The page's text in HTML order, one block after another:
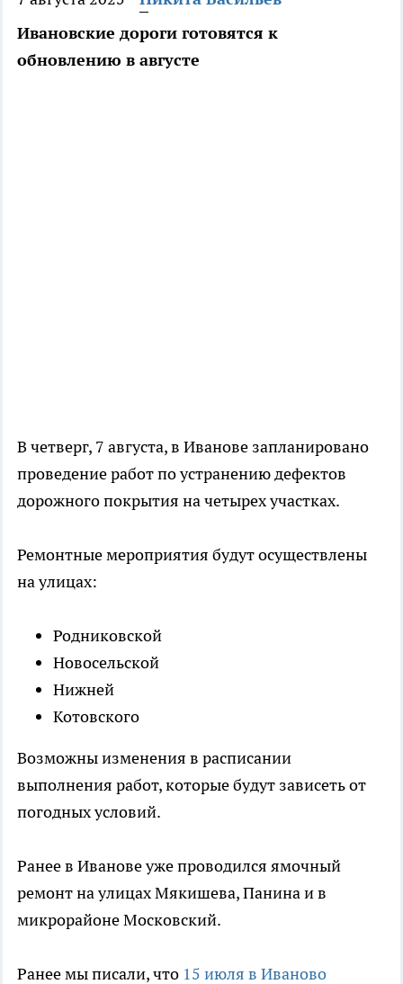
Ивановские дороги готовятся к
обновлению в августе
В четверг, 7 августа, в Иванове запланировано
проведение работ по устранению дефектов
дорожного покрытия на четырех участках.
Ремонтные мероприятия будут осуществлены
на улицах:
Родниковской
Новосельской
Нижней
Котовского
Возможны изменения в расписании
выполнения работ, которые будут зависеть от
погодных условий.
Ранее в Иванове уже проводился ямочный
ремонт на улицах Мякишева, Панина и в
микрорайоне Московский.
Ранее мы писали, что 15 июля в Иваново